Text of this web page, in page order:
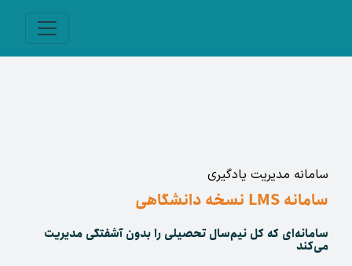
سامانه مدیریت یادگیری
سامانه LMS نسخه دانشگاهی
سامانه‌ای که کل نیم‌سال تحصیلی را بدون آشفتگی مدیریت
می‌کند